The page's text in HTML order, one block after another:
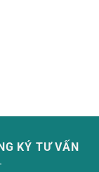
KÝ TƯ VẤN